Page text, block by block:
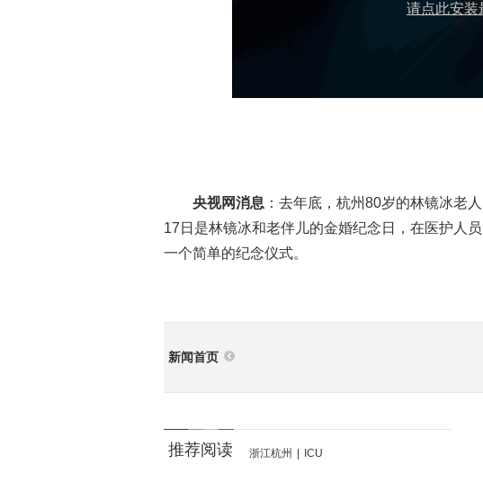
请点此安装
央视网消息 ：去年底，杭州80岁的林镜冰老
17日是林镜冰和老伴儿的金婚纪念日，在医护人
一个简单的纪念仪式。
新闻首页
推荐阅读 浙江杭州 ICU